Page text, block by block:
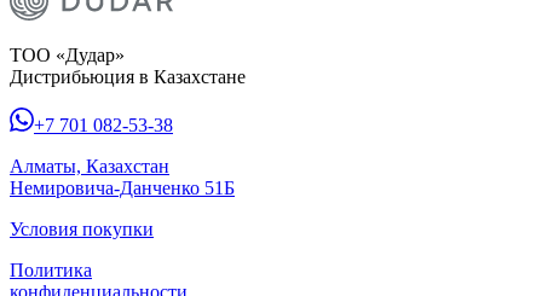
ТОО «Дудар»
Дистрибьюция в Казахстане
+7 701 082-53-38
Алматы, Казахстан
Немировича-Данченко 51Б
Условия покупки
Политика
конфиденциальности